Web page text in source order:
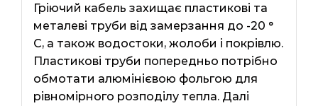
Гріючий кабель захищає пластикові та
металеві труби від замерзання до -20 °
С, а також водостоки, жолоби і покрівлю.
Пластикові труби попередньо потрібно
обмотати алюмінієвою фольгою для
рівномірного розподілу тепла. Далі